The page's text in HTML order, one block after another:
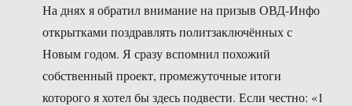
На днях я обратил внимание на призыв ОВД-Инфо
открытками поздравлять политзаключённых с
Новым годом. Я сразу вспомнил похожий
собственный проект, промежуточные итоги
которого я хотел бы здесь подвести. Если честно: «1